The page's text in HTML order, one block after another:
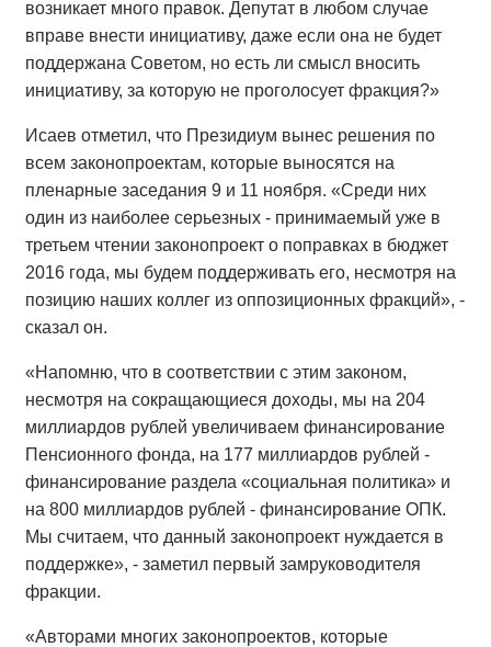
возникает много правок. Депутат в любом случае
вправе внести инициативу, даже если она не будет
поддержана Советом, но есть ли смысл вносить
инициативу, за которую не проголосует фракция?»
Исаев отметил, что Президиум вынес решения по
всем законопроектам, которые выносятся на
пленарные заседания 9 и 11 ноября. «Среди них
один из наиболее серьезных - принимаемый уже в
третьем чтении законопроект о поправках в бюджет
2016 года, мы будем поддерживать его, несмотря на
позицию наших коллег из оппозиционных фракций», -
сказал он.
«Напомню, что в соответствии с этим законом,
несмотря на сокращающиеся доходы, мы на 204
миллиардов рублей увеличиваем финансирование
Пенсионного фонда, на 177 миллиардов рублей -
финансирование раздела «социальная политика» и
на 800 миллиардов рублей - финансирование ОПК.
Мы считаем, что данный законопроект нуждается в
поддержке», - заметил первый замруководителя
фракции.
«Авторами многих законопроектов, которые